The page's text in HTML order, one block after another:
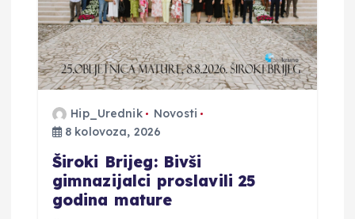
o
b
Hip_Urednik
Novosti
8 kolovoza, 2026
Široki Brijeg: Bivši
gimnazijalci proslavili 25
godina mature